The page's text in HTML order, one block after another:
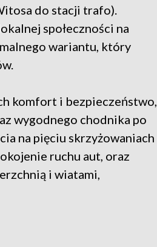
do stacji trafo).
społeczności na
wariantu, który
komfort i bezpieczeństwo,
wygodnego chodnika po
na pięciu skrzyżowaniach
ruchu aut, oraz
i wiatami,